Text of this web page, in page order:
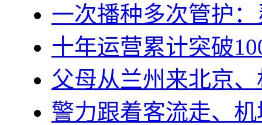
一次播种多次管护
十年运营累计突破
父母从兰州来北京
警力跟着客流走、